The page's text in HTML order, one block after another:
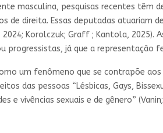
masculina, pesquisas recentes
de direita. Essas deputadas atuariam
Korolczuk; Graff ; Kantola, 2025).
progressistas, já que a
um fenômeno que se contrapõe
das pessoas “Lésbicas, Gays,
e vivências sexuais e de gênero”